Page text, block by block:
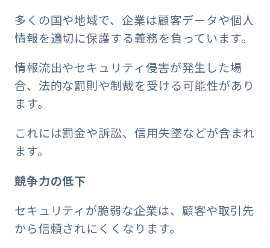
多くの国や地域で、企業は顧客データや個人
情報を適切に保護する義務を負っています。
情報流出やセキュリティ侵害が発生した場
合、法的な罰則や制裁を受ける可能性があり
ます。
これには罰金や訴訟、信用失墜などが含まれ
ます。
競争力の低下
セキュリティが脆弱な企業は、顧客や取引先
から信頼されにくくなります。